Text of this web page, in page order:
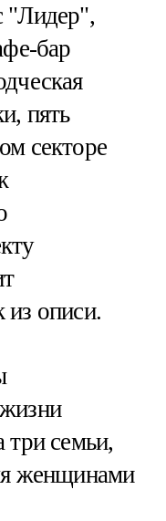
"Лидер",
бар
пять
секторе
из описи.
семьи,
женщинами